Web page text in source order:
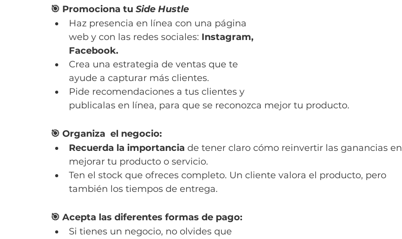
🎯 Promociona tu Side Hustle
Haz presencia en línea con una página
web y con las redes sociales: Instagram,
Facebook.
Crea una estrategia de ventas que te
ayude a capturar más clientes.
Pide recomendaciones a tus clientes y
publicalas en línea, para que se reconozca mejor tu producto.
🎯 Organiza  el negocio:
Recuerda la importancia de tener claro cómo reinvertir las ganancias en
mejorar tu producto o servicio.
Ten el stock que ofreces completo. Un cliente valora el producto, pero
también los tiempos de entrega.
🎯 Acepta las diferentes formas de pago:
Si tienes un negocio, no olvides que